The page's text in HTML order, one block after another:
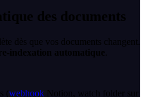
des documents
dès que vos documents changent.
indexation automatique
(webhook Notion, watch folder sur